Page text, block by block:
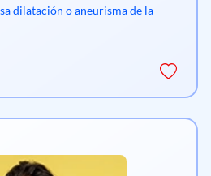
dilatación o aneurisma de la